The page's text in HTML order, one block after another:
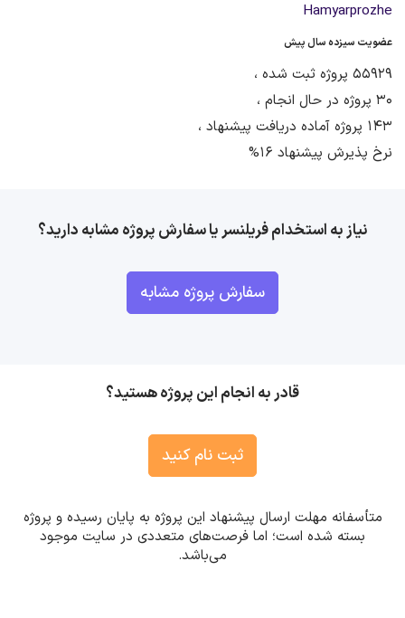
Hamyarprozhe
عضویت سیزده سال پیش
55929 پروژه ثبت شده ،
30 پروژه در حال انجام ،
143 پروژه آماده دریافت پیشنهاد ،
نرخ پذیرش پیشنهاد 16%
نیاز به استخدام فریلنسر یا سفارش پروژه مشابه دارید؟
سفارش پروژه مشابه
قادر به انجام این پروژه هستید؟
ثبت نام کنید
متأسفانه مهلت ارسال پیشنهاد این پروژه به پایان رسیده و پروژه
بسته شده است؛ اما فرصت‌های متعددی در سایت موجود
می‌باشد.